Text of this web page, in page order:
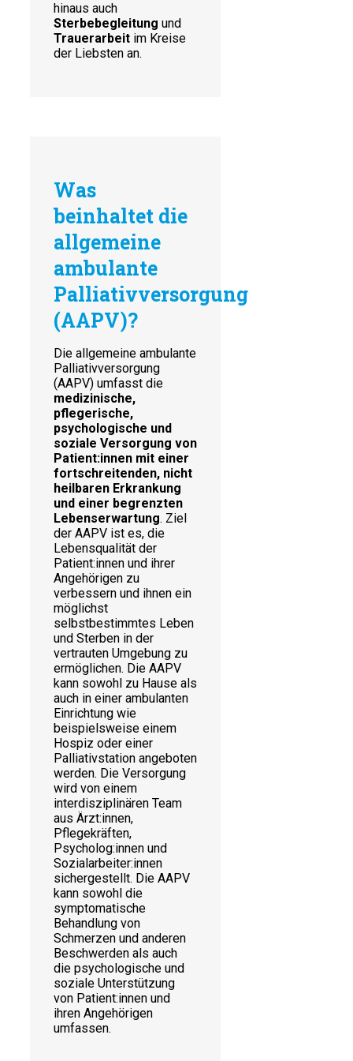
hinaus auch
Sterbebegleitung und
Trauerarbeit im Kreise
der Liebsten an.
Was
beinhaltet die
allgemeine
ambulante
Palliativversorgung
(AAPV)?
Die allgemeine ambulante
Palliativversorgung
(AAPV) umfasst die
medizinische,
pflegerische,
psychologische und
soziale Versorgung von
Patient:innen mit einer
fortschreitenden, nicht
heilbaren Erkrankung
und einer begrenzten
Lebenserwartung. Ziel
der AAPV ist es, die
Lebensqualität der
Patient:innen und ihrer
Angehörigen zu
verbessern und ihnen ein
möglichst
selbstbestimmtes Leben
und Sterben in der
vertrauten Umgebung zu
ermöglichen. Die AAPV
kann sowohl zu Hause als
auch in einer ambulanten
Einrichtung wie
beispielsweise einem
Hospiz oder einer
Palliativstation angeboten
werden. Die Versorgung
wird von einem
interdisziplinären Team
aus Ärzt:innen,
Pflegekräften,
Psycholog:innen und
Sozialarbeiter:innen
sichergestellt. Die AAPV
kann sowohl die
symptomatische
Behandlung von
Schmerzen und anderen
Beschwerden als auch
die psychologische und
soziale Unterstützung
von Patient:innen und
ihren Angehörigen
umfassen.